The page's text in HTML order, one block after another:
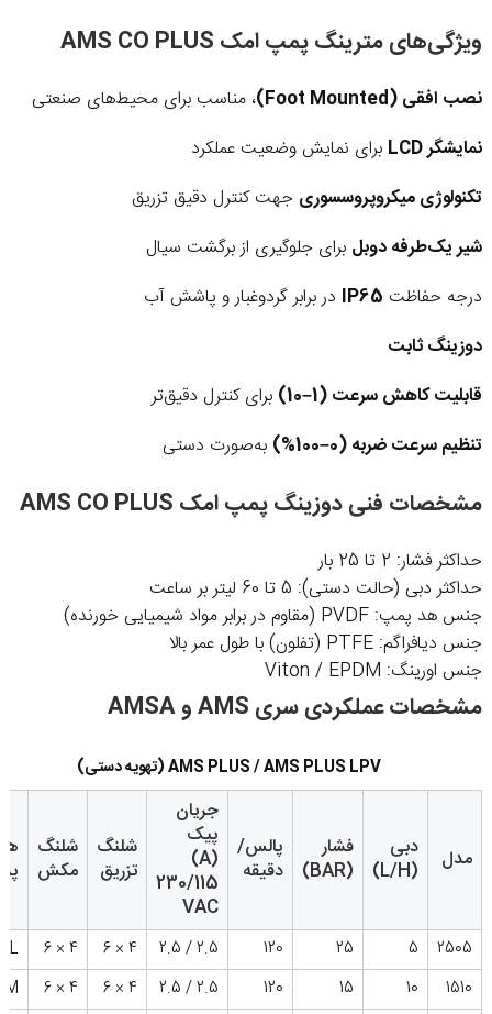
ویژگی‌های مترینگ پمپ امک AMS CO PLUS
نصب افقی (Foot Mounted)
، مناسب برای محیط‌های صنعتی
نمایشگر LCD
برای نمایش وضعیت عملکرد
تکنولوژی میکروپروسسوری جهت کنترل دقیق تزریق
شیر یک‌طرفه دوبل برای جلوگیری از برگشت سیال
درجه حفاظت IP65 در برابر گردوغبار و پاشش آب
دوزینگ ثابت
قابلیت کاهش سرعت (1–10)
برای کنترل دقیق‌تر
تنظیم سرعت ضربه (0–100%)
به‌صورت دستی
مشخصات فنی دوزینگ پمپ امک AMS CO PLUS
حداکثر فشار: 2 تا 25 بار
حداکثر دبی (حالت دستی): 5 تا 60 لیتر بر ساعت
جنس هد پمپ: PVDF (مقاوم در برابر مواد شیمیایی خورنده)
جنس دیافراگم: PTFE (تفلون) با طول عمر بالا
جنس اورینگ: Viton / EPDM
مشخصات عملکردی سری AMS و AMSA
AMS PLUS / AMS PLUS LPV (تهویه دستی)
مدل
دبی
(L/H)
فشار
(BAR)
پالس/
دقیقه
جریان
پیک
(A)
230/115
VAC
شلنگ
تزریق
شلنگ
مکش
2505
5
25
120
2.5 / 2.5
4 × 6
4 × 6
L
1510
10
15
120
2.5 / 2.5
4 × 6
4 × 6
M